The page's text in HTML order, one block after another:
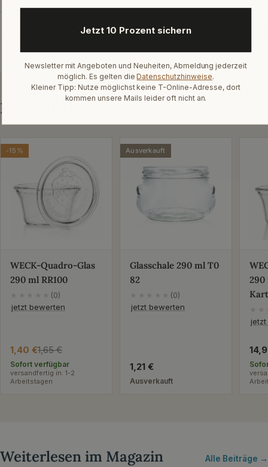
Vorheriger Beitrag Nächster Beitrag
Passend dazu
-15%
WECK-Quadro-Glas
290 ml RR100
(0)
jetzt bewerten
Verkaufspreis
1,40 €
Regulärer
Preis
1,65 €
Sofort verfügbar
versandfertig in: 1-2
Arbeitstagen
Ausverkauft
Glasschale 290 ml T0
82
(0)
jetzt bewerten
Regulärer
Preis
1,21 €
Ausverkauft
290
Weiterlesen im Magazin Alle Beiträge →
Jetzt 10 Prozent sichern
Newsletter mit Angeboten und Neuheiten, Abmeldung jederzeit
möglich. Es gelten die Datenschutzhinweise.
Kleiner Tipp: Nutze möglichst keine T-Online-Adresse, dort
kommen unsere Mails leider oft nicht an.